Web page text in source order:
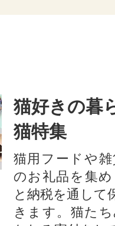
猫好きの暮
猫特集
猫用フードや
のお礼品を集
と納税を通して
きます。猫た